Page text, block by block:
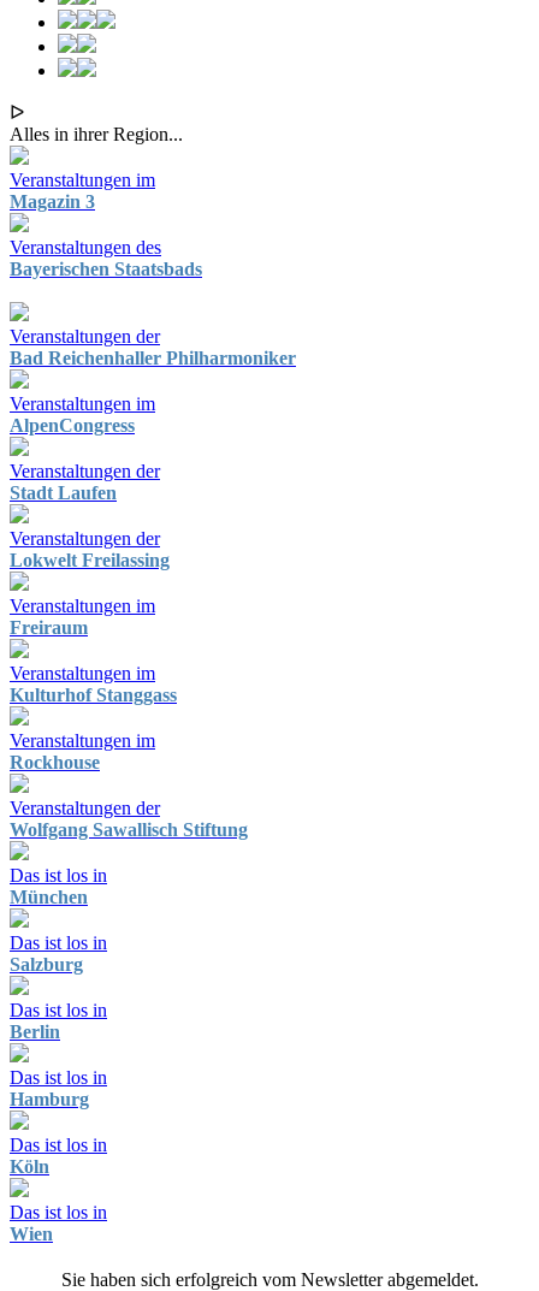
ᐅ
Alles in ihrer Region...
Veranstaltungen im
Magazin 3
Veranstaltungen des
Bayerischen Staatsbads
Veranstaltungen der
Bad Reichenhaller Philharmoniker
Veranstaltungen im
AlpenCongress
Veranstaltungen der
Stadt Laufen
Veranstaltungen der
Lokwelt Freilassing
Veranstaltungen im
Freiraum
Veranstaltungen im
Kulturhof Stanggass
Veranstaltungen im
Rockhouse
Veranstaltungen der
Wolfgang Sawallisch Stiftung
Das ist los in
München
Das ist los in
Salzburg
Das ist los in
Berlin
Das ist los in
Hamburg
Das ist los in
Köln
Das ist los in
Wien
Sie haben sich erfolgreich vom Newsletter abgemeldet.